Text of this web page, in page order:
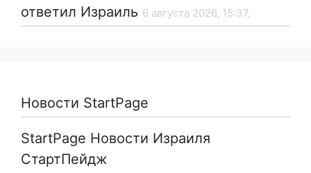
ответил Израиль 6 августа 2026, 15:37,
Новости StartPage
StartPage Новости Израиля
СтартПейдж